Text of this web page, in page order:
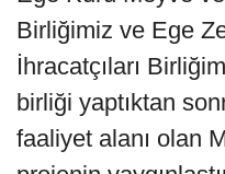
Birliğimiz ve Ege
İhracatçıları
birliği yaptıktan
faaliyet alanı olan